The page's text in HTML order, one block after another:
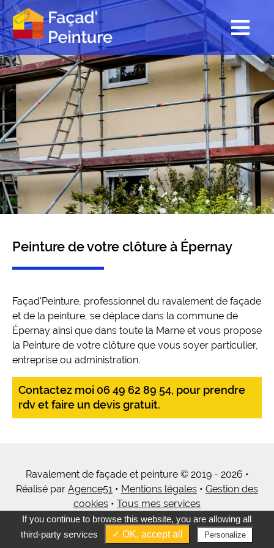
Peinture de votre clôture à Épernay
Façad'Peinture, professionnel du ravalement de façade
et de la peinture, se déplace dans la commune de
Épernay ainsi que dans toute la Marne et vous propose
la Peinture de votre clôture que vous soyer particulier,
entreprise ou administration.
Contactez moi 06 49 62 89 54, pour prendre
rdv et faire un devis gratuit.
Ravalement de façade et peinture © 2019 - 2026 •
Réalisé par Agence51 • Mentions légales • Gestion des
cookies • Tous mes services
If you continue to browse this website, you are allowing all
third-party services
✓ OK, accept all Personalize